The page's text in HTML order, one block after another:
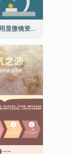
5个步骤使用显微镜资料图